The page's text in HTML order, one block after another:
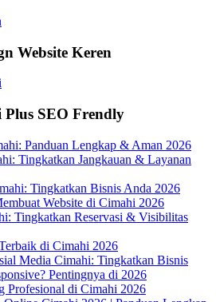
Website Keren
Plus SEO Frendly
Panduan Lengkap & Aman 2026
Tingkatkan Jangkauan & Layanan
Tingkatkan Bisnis Anda 2026
Website di Cimahi 2026
Tingkatkan Reservasi & Visibilitas
di Cimahi 2026
Media Cimahi: Tingkatkan Bisnis
Pentingnya di 2026
Profesional di Cimahi 2026